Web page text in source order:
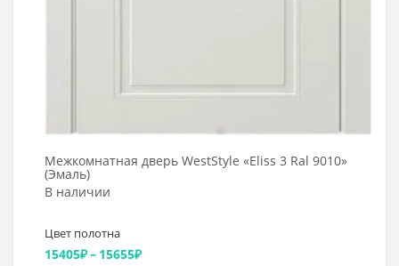
Межкомнатная дверь WestStyle «Eliss 3 Ral 9010»
(Эмаль)
В наличии
Цвет полотна
15405₽– 15655₽Диапазон